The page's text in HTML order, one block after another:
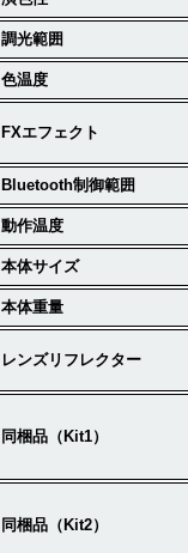
調光範囲
色温度
FXエフェクト
Bluetooth制御範囲
動作温度
本体サイズ
本体重量
レンズリフレクター
同梱品（ Kit1）
同梱品（ Kit2）